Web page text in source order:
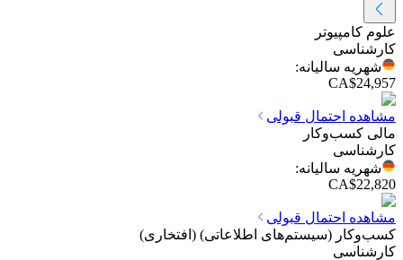
علوم کامپیوتر
کارشناسی
شهریه سالیانه:
CA$24,957
مشاهده احتمال قبولی
مالی کسب‌وکار
کارشناسی
شهریه سالیانه:
CA$22,820
مشاهده احتمال قبولی
کسب‌وکار (سیستم‌های اطلاعاتی) (افتخاری)
کارشناسی